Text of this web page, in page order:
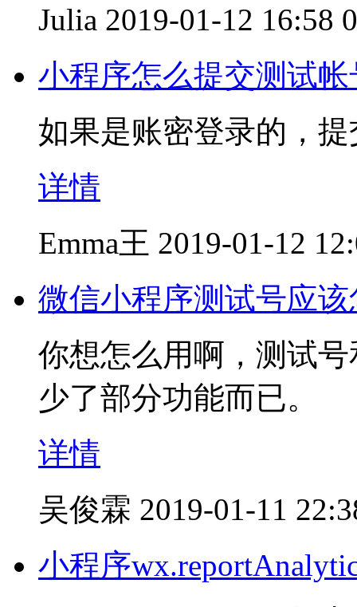
Julia 2019-01-12 16:58
小程序怎么提交测试帐
如果是账密登录的，
详情
Emma王 2019-01-12
微信小程序测试号应
你想怎么用啊，测试
少了部分功能而已。
详情
吴俊霖 2019-01-11
小程序